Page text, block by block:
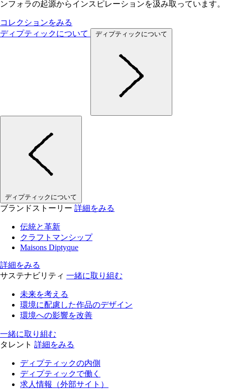
ンフォラの起源からインスピレーションを汲み取っています。
コレクションをみる
ディプティックについて
ディプティックについて
ディプティックについて
ブランドストーリー 詳細をみる
伝統と革新
クラフトマンシップ
Maisons Diptyque
詳細をみる
サステナビリティ 一緒に取り組む
未来を考える
環境に配慮した作品のデザイン
環境への影響を改善
一緒に取り組む
タレント 詳細をみる
ディプティックの内側
ディプティックで働く
求人情報（外部サイト）